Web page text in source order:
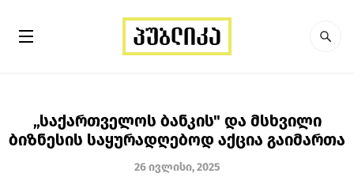
„საქართველოს ბანკის" და მსხვილი
ბიზნესის საყურადღებოდ აქცია გაიმართა
26 ივლისი, 2025